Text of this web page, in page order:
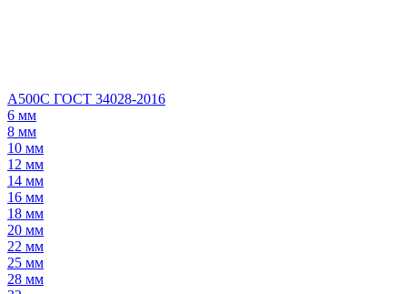
А500С ГОСТ 34028-2016
6 мм
8 мм
10 мм
12 мм
14 мм
16 мм
18 мм
20 мм
22 мм
25 мм
28 мм